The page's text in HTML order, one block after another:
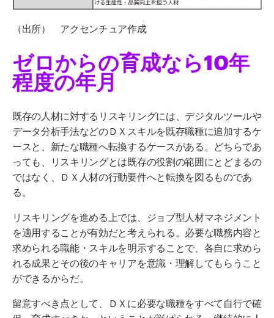
（出所） アクセンチュア作成
ゼロからの育成なら10年
程度の年月
既存の人材に対するリスキリングには、デジタルツールや
データ分析手法などのＤＸスキルを既存職種に追加するケ
ースと、新たな職種へ転換するケースがある。どちらであ
っても、リスキリングとは既存の役割の範囲にとどまるの
ではなく、ＤＸ人材の行動要件へと転換を図るものであ
る。
リスキリングを進める上では、ジョブ型人材マネジメント
を適用することが有効だと考えられる。必要な職務内容と
求められる職能・スキルを明示することで、各自に求めら
れる成果とその後のキャリアを意識・理解してもらうこと
ができるからだ。
留意すべき点として、ＤＸに必要な職種をすべて自行で確